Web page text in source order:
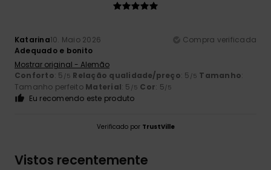
Katarina10. Maio 2026
Compra verificada
Adequado e bonito
Mostrar original - Alemão
Conforto: 5 /5 Relação qualidade/preço: 5 /5 Tamanho:
Tamanho perfeito Material: 5 /5 Cor: 5/5
Eu recomendo este produto
Verificado por TrustVille
Vistos recentemente